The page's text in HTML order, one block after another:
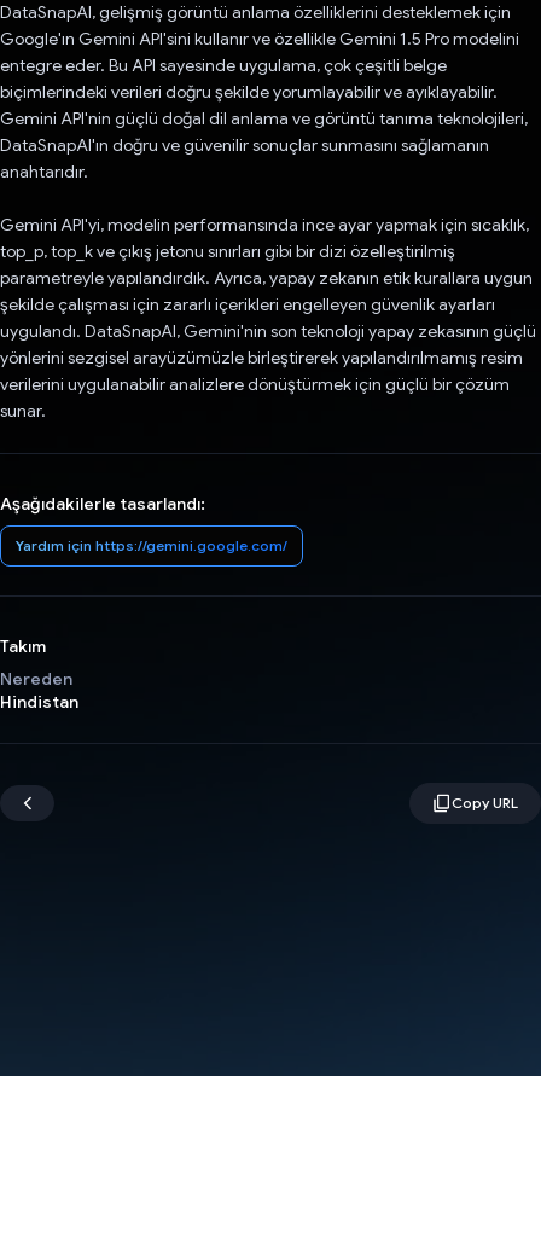
DataSnapAI, gelişmiş görüntü anlama özelliklerini desteklemek için
Google'ın Gemini API'sini kullanır ve özellikle Gemini 1.5 Pro modelini
entegre eder. Bu API sayesinde uygulama, çok çeşitli belge
biçimlerindeki verileri doğru şekilde yorumlayabilir ve ayıklayabilir.
Gemini API'nin güçlü doğal dil anlama ve görüntü tanıma teknolojileri,
DataSnapAI'ın doğru ve güvenilir sonuçlar sunmasını sağlamanın
anahtarıdır.
Gemini API'yi, modelin performansında ince ayar yapmak için sıcaklık,
top_p, top_k ve çıkış jetonu sınırları gibi bir dizi özelleştirilmiş
parametreyle yapılandırdık. Ayrıca, yapay zekanın etik kurallara uygun
şekilde çalışması için zararlı içerikleri engelleyen güvenlik ayarları
uygulandı. DataSnapAI, Gemini'nin son teknoloji yapay zekasının güçlü
yönlerini sezgisel arayüzümüzle birleştirerek yapılandırılmamış resim
verilerini uygulanabilir analizlere dönüştürmek için güçlü bir çözüm
sunar.
Aşağıdakilerle tasarlandı:
Yardım için https://gemini.google.com/
Takım
Nereden
Hindistan